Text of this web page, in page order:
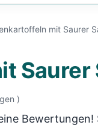
mit Saurer
Saurer
)